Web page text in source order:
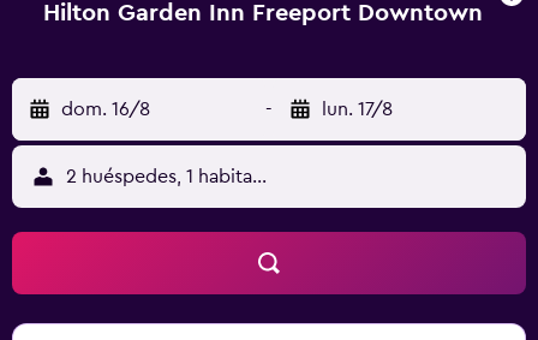
Hilton Garden Inn Freeport Downtown
dom. 16/8 - lun. 17/8
2 huéspedes, 1 habitación